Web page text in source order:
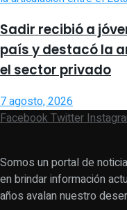
Sadir recibió a
país y destacó la
el sector privado
7 agosto, 2026
FacebookTwitter
Somos un portal de
en brindar información
años avalan nuestro